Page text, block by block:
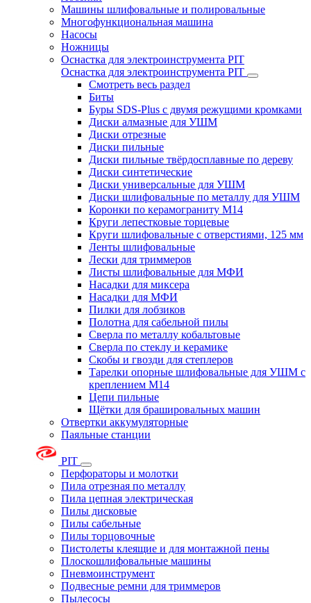
Машины шлифовальные и полировальные
Многофункциональная машина
Насосы
Ножницы
Оснастка для электроинструмента PIT
Оснастка для электроинструмента PIT
Смотреть весь раздел
Биты
Буры SDS-Plus c двумя режущими кромками
Диски алмазные для УШМ
Диски отрезные
Диски пильные
Диски пильные твёрдосплавные по дереву
Диски синтетические
Диски универсальные для УШМ
Диски шлифовальные по металлу для УШМ
Коронки по керамограниту M14
Круги лепестковые торцевые
Круги шлифовальные с отверстиями, 125 мм
Ленты шлифовальные
Лески для триммеров
Листы шлифовальные для МФИ
Насадки для миксера
Насадки для МФИ
Пилки для лобзиков
Полотна для сабельной пилы
Сверла по металлу кобальтовые
Сверла по стеклу и керамике
Скобы и гвозди для степлеров
Тарелки опорные шлифовальные для УШМ с
креплением М14
Цепи пильные
Щётки для брашировальных машин
Отвертки аккумуляторные
Паяльные станции
PIT
Перфораторы и молотки
Пила отрезная по металлу
Пила цепная электрическая
Пилы дисковые
Пилы сабельные
Пилы торцовочные
Пистолеты клеящие и для монтажной пены
Плоскошлифовальные машины
Пневмоинструмент
Подвесные ремни для триммеров
Пылесосы